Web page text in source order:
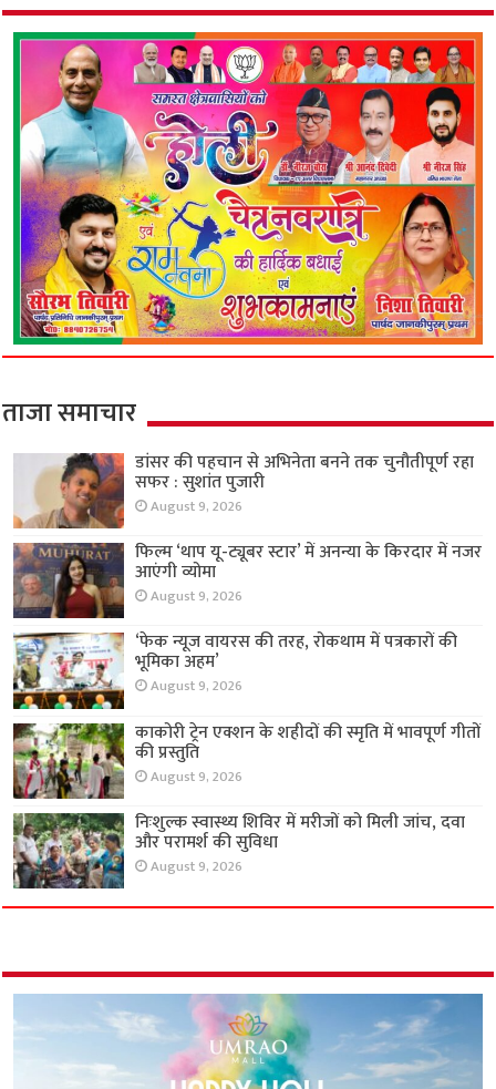
ताजा समाचार
डांसर की पहचान से अभिनेता बनने तक चुनौतीपूर्ण रहा
सफर : सुशांत पुजारी
August 9, 2026
फिल्म ‘थाप यू-ट्यूबर स्टार’ में अनन्या के किरदार में नजर
आएंगी व्योमा
August 9, 2026
‘फेक न्यूज वायरस की तरह, रोकथाम में पत्रकारों की
भूमिका अहम’
August 9, 2026
काकोरी ट्रेन एक्शन के शहीदों की स्मृति में भावपूर्ण गीतों
की प्रस्तुति
August 9, 2026
निःशुल्क स्वास्थ्य शिविर में मरीजों को मिली जांच, दवा
और परामर्श की सुविधा
August 9, 2026